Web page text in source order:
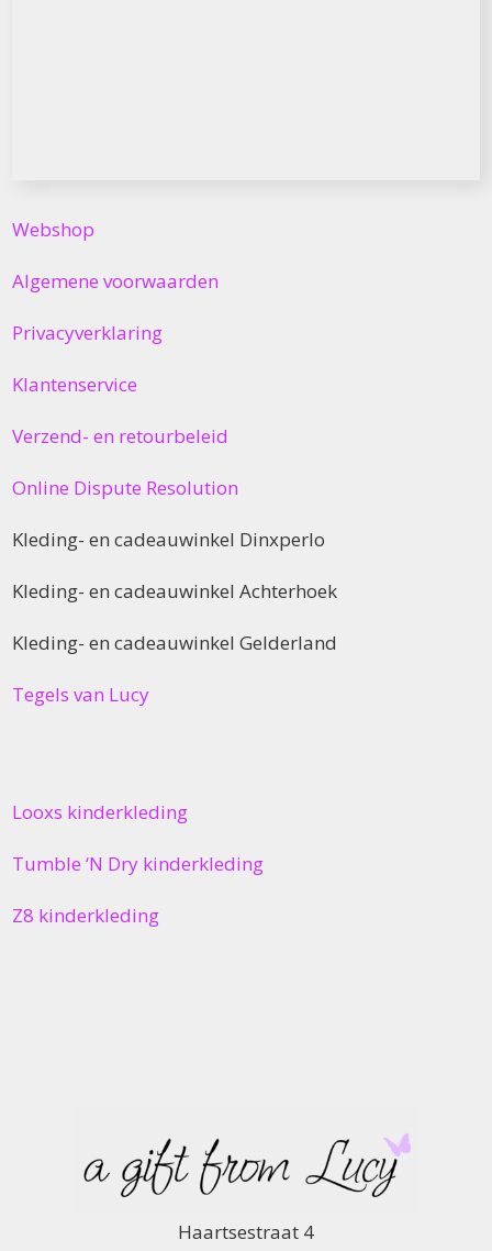
Webshop
Algemene voorwaarden
Privacyverklaring
Klantenservice
Verzend- en retourbeleid
Online Dispute Resolution
Kleding- en cadeauwinkel Dinxperlo
Kleding- en cadeauwinkel Achterhoek
Kleding- en cadeauwinkel Gelderland
Tegels van Lucy
Looxs kinderkleding
Tumble ‘N Dry kinderkleding
Z8 kinderkleding
Haartsestraat 4